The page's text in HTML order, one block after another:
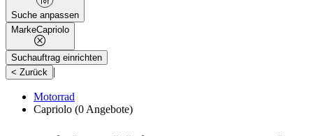
Suche anpassen
MarkeCapriolo
Suchauftrag einrichten
< Zurück |
Motorrad
Capriolo (0 Angebote)